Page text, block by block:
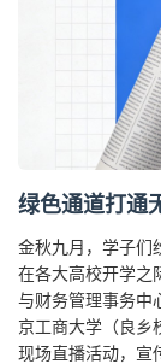
绿色通道打通
金秋九月，学子们
在各大高校开学之
与财务管理事务中
京工商大学（良乡
现场直播活动，宣